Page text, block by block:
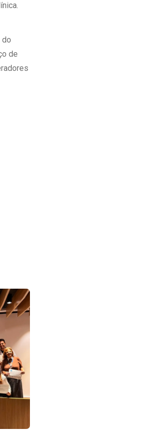
Tele Interconsultas
Cabine Telemedicina
Gestão do Cuidado
do
de